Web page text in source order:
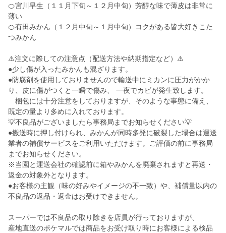
🍊宮川早生（１１月下旬～１２月中旬）芳醇な味で薄皮は非常に
薄い
🍊有田みかん（１２月中旬～１月中旬）コクがある皆大好きこた
つみかん
⚠️注文に際しての注意点（配送方法や納期指定など）⚠️
●少し傷が入ったみかんも混ざります。
●防腐剤を使用しておりませんので輸送中にミカンに圧力がかか
り、皮に傷がつくと一瞬で傷み、 一夜でカビが発生致します。
梱包には十分注意をしておりますが、そのような事態に備え、
既定の量より多めに入れております。
💡不良品がございましたら事務局までお知らせください💡
●搬送時に押し付けられ、みかんが同時多発に破裂した場合は運送
業者の補償サービスをご利用いただけます。ご評価の前に事務局
までお知らせください。
※当園と運送会社の確認前に箱やみかんを廃棄されますと再送・
返金の対象外となります。
●お客様の主観（味の好みやイメージの不一致）や、補償量以内の
不良品の返品・返金はお受けできません。
スーパーでは不良品の取り除きを店員が行っておりますが、
産地直送のポケマルでは商品をお受け取り時にお客様による検品